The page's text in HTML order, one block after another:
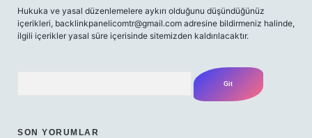
Hukuka ve yasal düzenlemelere aykırı olduğunu düşündüğünüz
içerikleri, backlinkpanelicomtr@gmail.com adresine bildirmeniz halinde,
ilgili içerikler yasal süre içerisinde sitemizden kaldırılacaktır.
SON YORUMLAR